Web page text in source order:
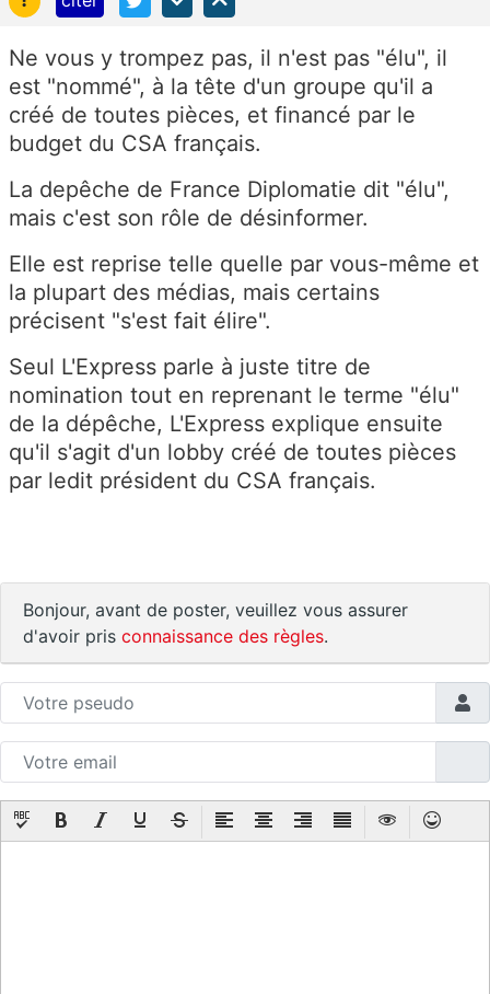
Ne vous y trompez pas, il n'est pas "élu", il
est "nommé", à la tête d'un groupe qu'il a
créé de toutes pièces, et financé par le
budget du CSA français.
La depêche de France Diplomatie dit "élu",
mais c'est son rôle de désinformer.
Elle est reprise telle quelle par vous-même et
la plupart des médias, mais certains
précisent "s'est fait élire".
Seul L'Express parle à juste titre de
nomination tout en reprenant le terme "élu"
de la dépêche, L'Express explique ensuite
qu'il s'agit d'un lobby créé de toutes pièces
par ledit président du CSA français.
Bonjour, avant de poster, veuillez vous assurer
d'avoir pris connaissance des règles.